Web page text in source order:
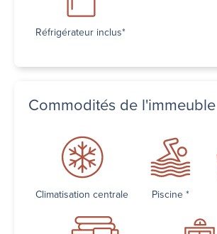
Réfrigérateur inclus*
Commodités de l'immeuble
Climatisation centrale Piscine *